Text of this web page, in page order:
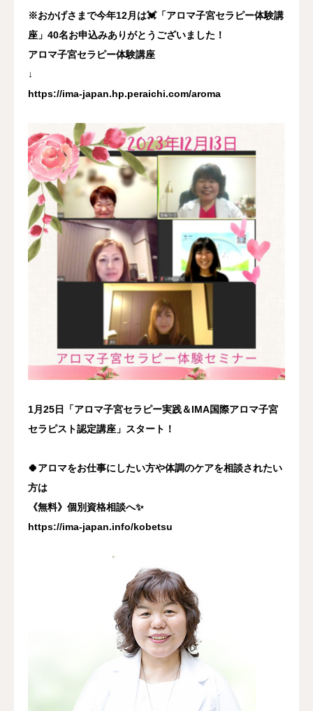
※おかげさまで今年12月は💓「アロマ子宮セラピー体験講
座」40名お申込みありがとうございました！
アロマ子宮セラピー体験講座
↓
https://ima-japan.hp.peraichi.com/aroma
1月25日「アロマ子宮セラピー実践＆IMA国際アロマ子宮
セラピスト認定講座」スタート！
🍀アロマをお仕事にしたい方や体調のケアを相談されたい
方は
《無料》個別資格相談へ✨
https://ima-japan.info/kobetsu